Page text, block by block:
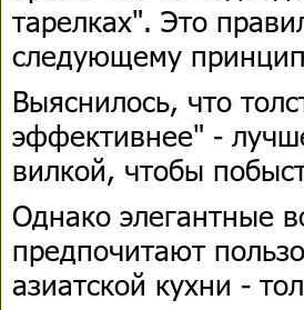
тарелках". Это
следующему
Выяснилось, что
эффективнее" -
вилкой, чтобы
Однако элегантные
предпочитают
азиатской кухни -